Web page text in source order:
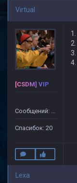
Virtual
[CSDM] VIP
Сообщений: 76
Спасибок: 20
Lexa